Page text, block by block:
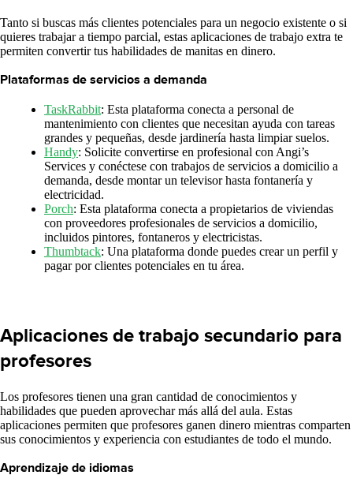
Tanto si buscas más clientes potenciales para un negocio existente o si
quieres trabajar a tiempo parcial, estas aplicaciones de trabajo extra te
permiten convertir tus habilidades de manitas en dinero.
Plataformas de servicios a demanda
TaskRabbit: Esta plataforma conecta a personal de
mantenimiento con clientes que necesitan ayuda con tareas
grandes y pequeñas, desde jardinería hasta limpiar suelos.
Handy: Solicite convertirse en profesional con Angi’s
Services y conéctese con trabajos de servicios a domicilio a
demanda, desde montar un televisor hasta fontanería y
electricidad.
Porch: Esta plataforma conecta a propietarios de viviendas
con proveedores profesionales de servicios a domicilio,
incluidos pintores, fontaneros y electricistas.
Thumbtack: Una plataforma donde puedes crear un perfil y
pagar por clientes potenciales en tu área.
Aplicaciones de trabajo secundario para
profesores
Los profesores tienen una gran cantidad de conocimientos y
habilidades que pueden aprovechar más allá del aula. Estas
aplicaciones permiten que profesores ganen dinero mientras comparten
sus conocimientos y experiencia con estudiantes de todo el mundo.
Aprendizaje de idiomas